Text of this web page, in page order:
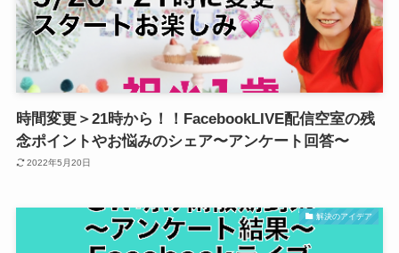
時間変更＞21時から！！FacebookLIVE配信空室の残
念ポイントやお悩みのシェア〜アンケート回答〜
2022年5月20日
解決のアイデア